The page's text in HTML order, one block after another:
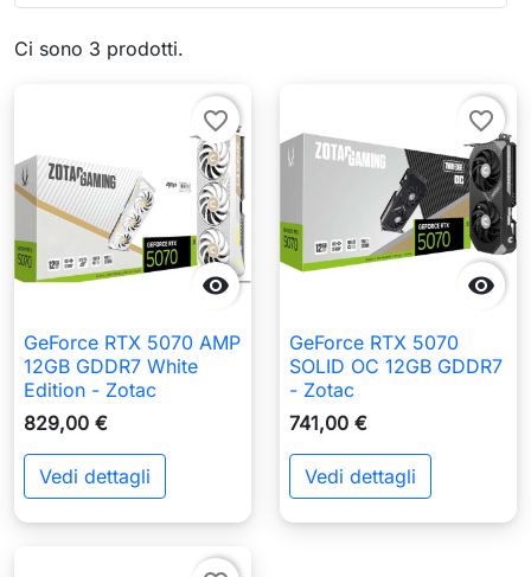
Ci sono 3 prodotti.

favorite_border
GeForce RTX 5070 AMP
12GB GDDR7 White
Edition - Zotac
829,00 €
Vedi dettagli

favorite_border
GeForce RTX 5070
SOLID OC 12GB GDDR7
- Zotac
741,00 €
Vedi dettagli